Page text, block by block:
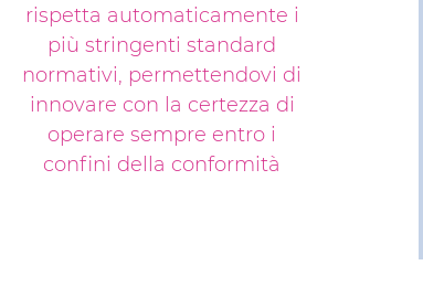
rispetta automaticamente i
più stringenti standard
normativi, permettendovi di
innovare con la certezza di
operare sempre entro i
confini della conformità